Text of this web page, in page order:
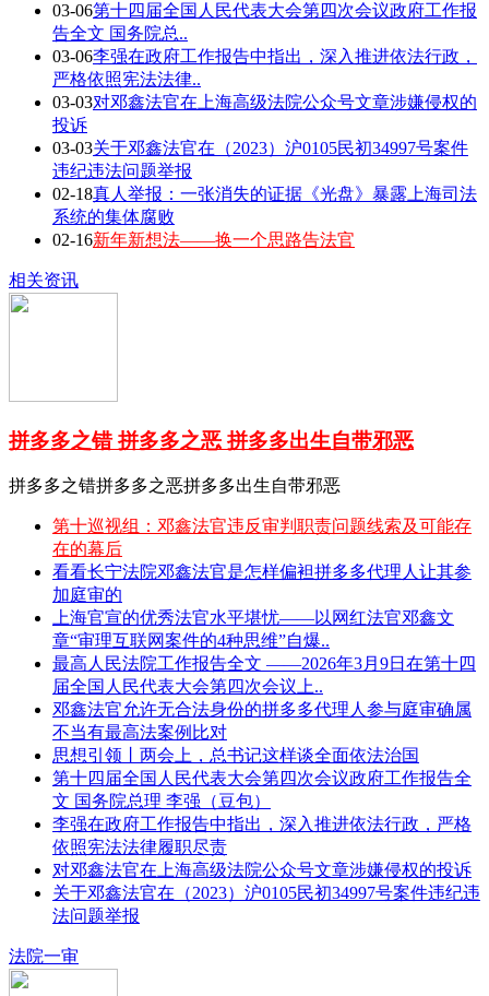
03-06第十四届全国人民代表大会第四次会议政府工作报
告全文 国务院总..
03-06李强在政府工作报告中指出，深入推进依法行政，
严格依照宪法法律..
03-03对邓鑫法官在上海高级法院公众号文章涉嫌侵权的
投诉
03-03关于邓鑫法官在（2023）沪0105民初34997号案件
违纪违法问题举报
02-18真人举报：一张消失的证据《光盘》暴露上海司法
系统的集体腐败
02-16新年新想法——换一个思路告法官
相关资讯
拼多多之错 拼多多之恶 拼多多出生自带邪恶
拼多多之错拼多多之恶拼多多出生自带邪恶
第十巡视组：邓鑫法官违反审判职责问题线索及可能存
在的幕后
看看长宁法院邓鑫法官是怎样偏袒拼多多代理人让其参
加庭审的
上海官宣的优秀法官水平堪忧——以网红法官邓鑫文
章“审理互联网案件的4种思维”自爆..
最高人民法院工作报告全文 ——2026年3月9日在第十四
届全国人民代表大会第四次会议上..
邓鑫法官允许无合法身份的拼多多代理人参与庭审确属
不当有最高法案例比对
思想引领丨两会上，总书记这样谈全面依法治国
第十四届全国人民代表大会第四次会议政府工作报告全
文 国务院总理 李强（豆包）
李强在政府工作报告中指出，深入推进依法行政，严格
依照宪法法律履职尽责
对邓鑫法官在上海高级法院公众号文章涉嫌侵权的投诉
关于邓鑫法官在（2023）沪0105民初34997号案件违纪违
法问题举报
法院一审